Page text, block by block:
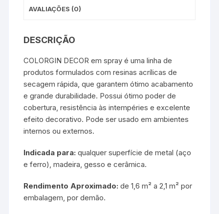
AVALIAÇÕES (0)
DESCRIÇÃO
COLORGIN DECOR em spray é uma linha de
produtos formulados com resinas acrílicas de
secagem rápida, que garantem ótimo acabamento
e grande durabilidade. Possui ótimo poder de
cobertura, resistência às intempéries e excelente
efeito decorativo. Pode ser usado em ambientes
internos ou externos.
Indicada para: qualquer superfície de metal (aço
e ferro), madeira, gesso e cerâmica.
Rendimento Aproximado: de 1,6 m² a 2,1 m² por
embalagem, por demão.